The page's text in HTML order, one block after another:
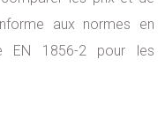
aux normes en
EN 1856-2 pour les